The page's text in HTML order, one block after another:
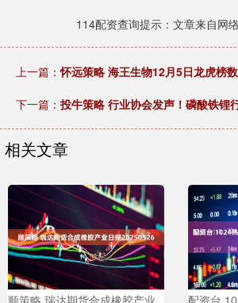
114配资查询提示：文章来自网
上一篇：怀远策略 海王生物12月5日龙虎榜
下一篇： 投牛策略 行业协会发声！磷酸铁锂
相关文章
顺策略 瑞达期货合成橡胶产业
配资台